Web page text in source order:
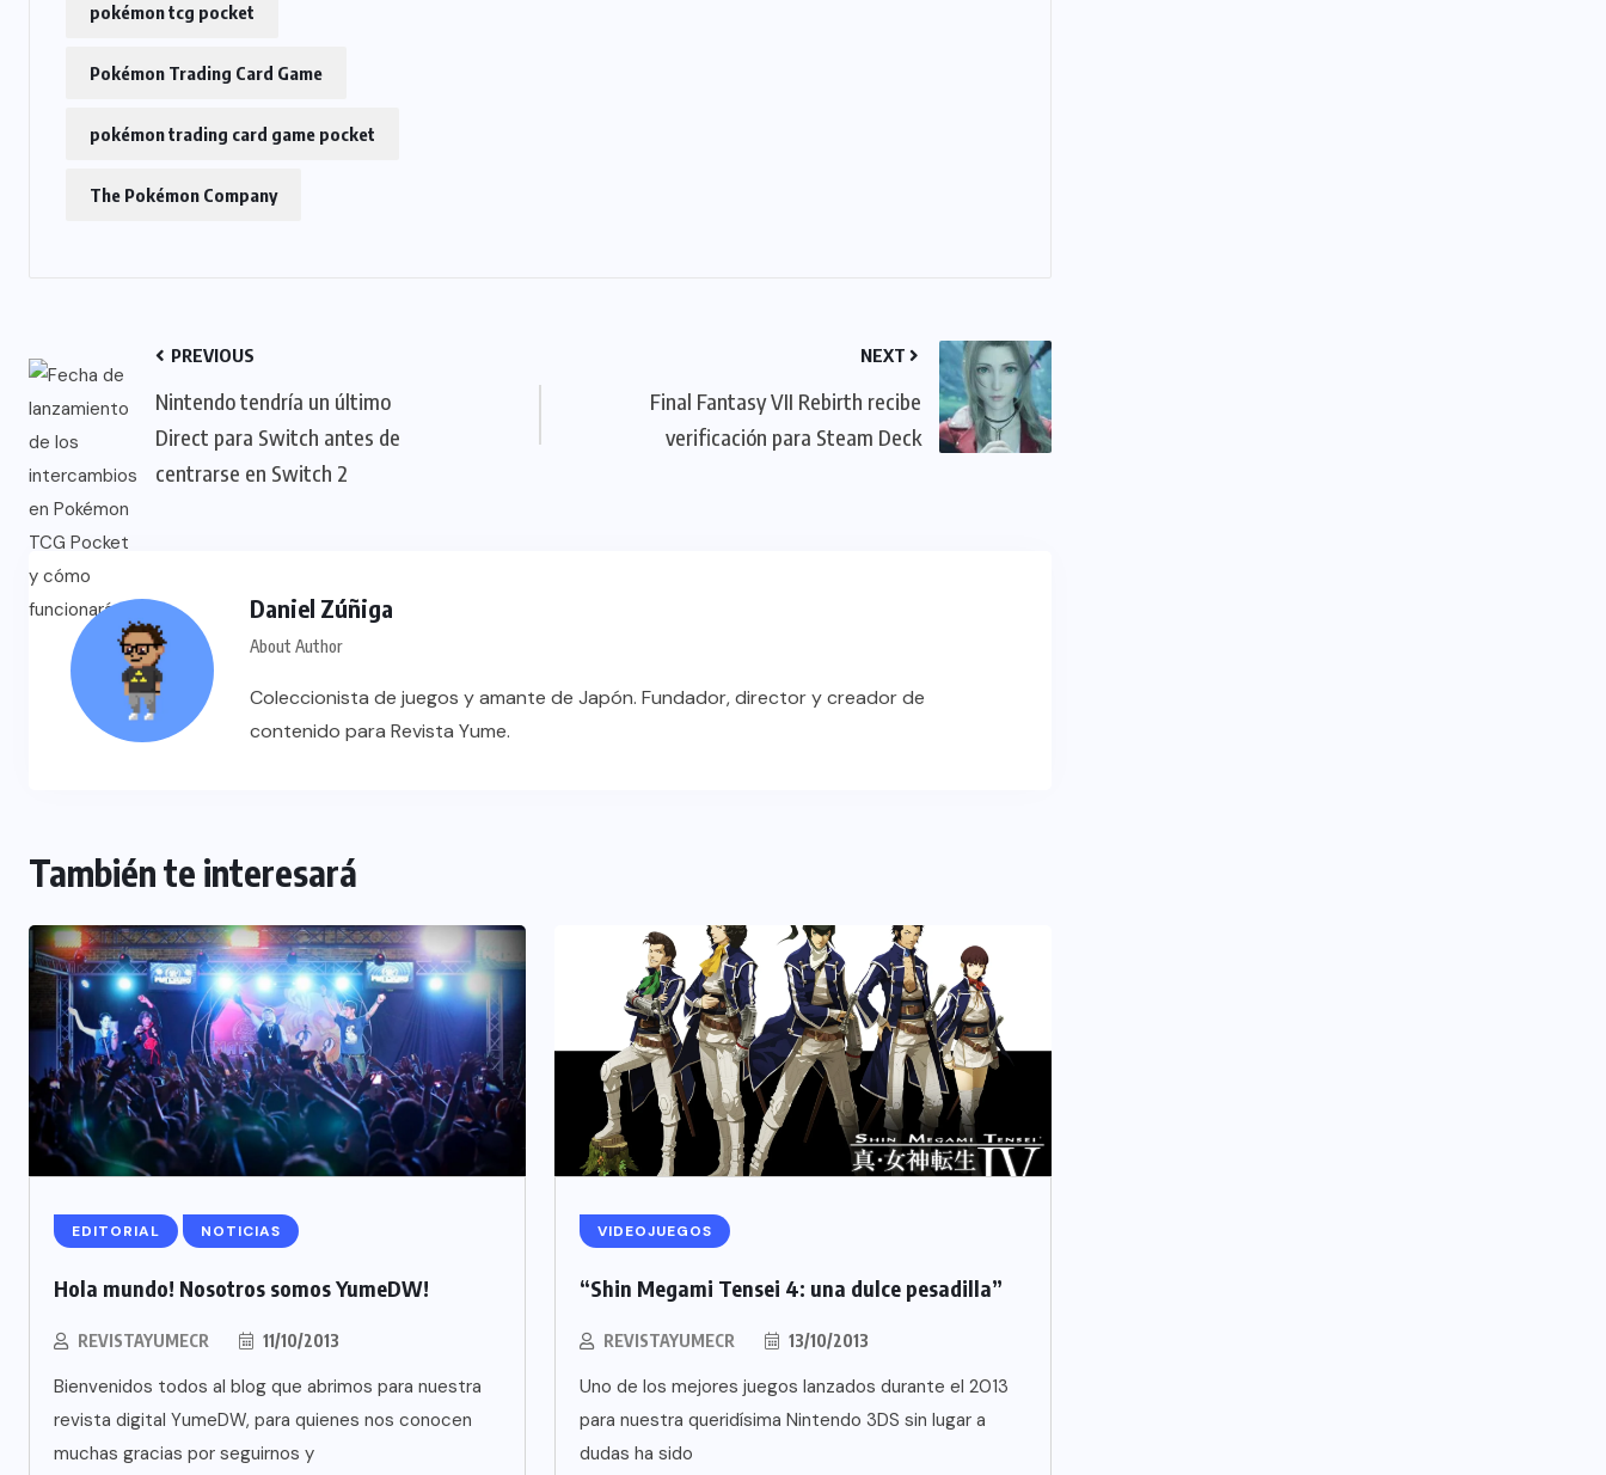
pokémon tcg pocket
Pokémon Trading Card Game
pokémon trading card game pocket
The Pokémon Company
PREVIOUS
Nintendo tendría un último
Direct para Switch antes de
centrarse en Switch 2
NEXT
Final Fantasy VII Rebirth recibe
verificación para Steam Deck
Daniel Zúñiga
About Author
Coleccionista de juegos y amante de Japón. Fundador, director y creador de
contenido para Revista Yume.
También te interesará
EDITORIAL NOTICIAS
Hola mundo! Nosotros somos YumeDW!
REVISTAYUMECR 11/10/2013
Bienvenidos todos al blog que abrimos para nuestra
revista digital YumeDW, para quienes nos conocen
muchas gracias por seguirnos y
VIDEOJUEGOS
“Shin Megami Tensei 4: una dulce pesadilla”
REVISTAYUMECR 13/10/2013
Uno de los mejores juegos lanzados durante el 2013
para nuestra queridísima Nintendo 3DS sin lugar a
dudas ha sido